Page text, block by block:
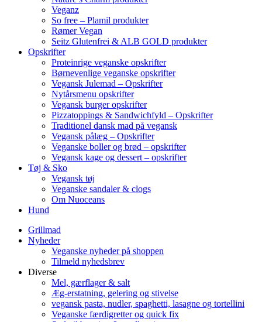
Veganz
So free – Plamil produkter
Rømer Vegan
Seitz Glutenfrei & ALB GOLD produkter
Opskrifter
Proteinrige veganske opskrifter
Børnevenlige veganske opskrifter
Vegansk Julemad – Opskrifter
Nytårsmenu opskrifter
Vegansk burger opskrifter
Pizzatoppings & Sandwichfyld – Opskrifter
Traditionel dansk mad på vegansk
Vegansk pålæg – Opskrifter
Veganske boller og brød – opskrifter
Vegansk kage og dessert – opskrifter
Tøj & Sko
Vegansk tøj
Veganske sandaler & clogs
Om Nuoceans
Hund
Grillmad
Nyheder
Veganske nyheder på shoppen
Tilmeld nyhedsbrev
Diverse
Mel, gærflager & salt
Æg-erstatning, gelering og stivelse
vegansk pasta, nudler, spaghetti, lasagne og tortellini
Veganske færdigretter og quick fix